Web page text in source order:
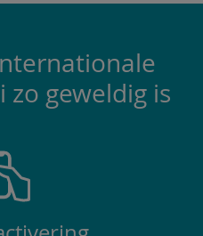
zo geweldig is